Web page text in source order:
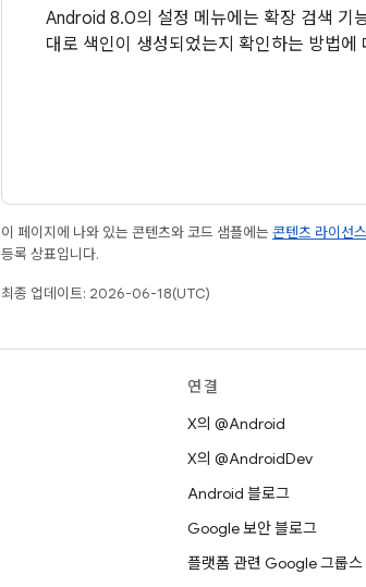
Android 8.0의 설정 메뉴에는 확장 검색 기
대로 색인이 생성되었는지 확인하는 방법에
이 페이지에 나와 있는 콘텐츠와 코드 샘플에는 콘텐츠 라이선스
등록 상표입니다.
최종 업데이트: 2026-06-18(UTC)
연결
X의 @Android
X의 @AndroidDev
Android 블로그
Google 보안 블로그
플랫폼 관련 Google 그룹스